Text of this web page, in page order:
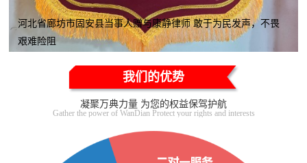
河北省廊坊市固安县当事人赠与康静律师 敢于为民发声，不畏
艰难险阻
我们的优势
凝聚万典力量 为您的权益保驾护航
Gather the power of WanDian Protect your rights and interests